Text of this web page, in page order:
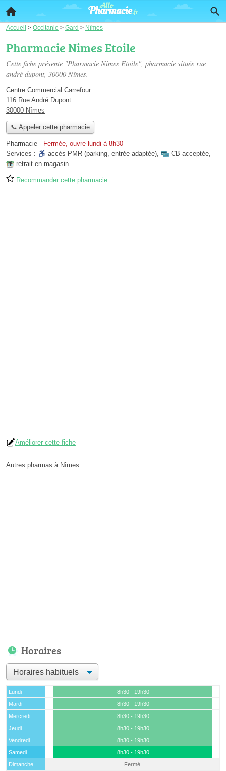
Accueil > Occitanie > Gard > Nîmes
Pharmacie Nimes Etoile
Cette fiche présente "Pharmacie Nimes Etoile", pharmacie située rue
andré dupont, 30000 Nîmes.
Centre Commercial Carrefour
116 Rue André Dupont
30000 Nîmes
📞 Appeler cette pharmacie
Pharmacie - Fermée, ouvre lundi à 8h30
Services :
accès PMR (parking, entrée adaptée), CB acceptée,
retrait en magasin
Recommander cette pharmacie
Améliorer cette fiche
Autres pharmas à Nîmes
Horaires
Lundi
8h30 - 19h30
Mardi
8h30 - 19h30
Mercredi
8h30 - 19h30
Jeudi
8h30 - 19h30
Vendredi
8h30 - 19h30
Samedi
8h30 - 19h30
Dimanche
Fermé